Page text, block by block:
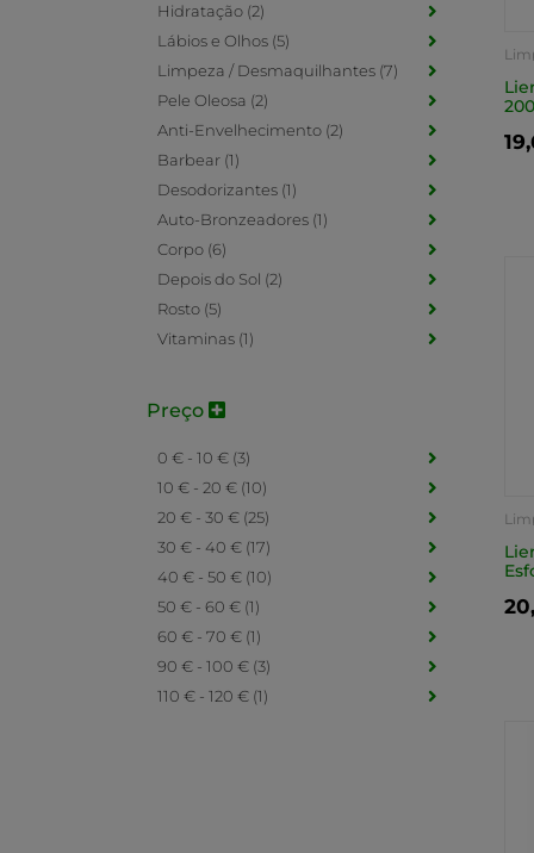
Hidratação (2)
Lábios e Olhos (5)
Limpeza / Desmaquilhantes (7)
Pele Oleosa (2)
Anti-Envelhecimento (2)
Barbear (1)
Desodorizantes (1)
Auto-Bronzeadores (1)
Corpo (6)
Depois do Sol (2)
Rosto (5)
Vitaminas (1)
Preço
0 € - 10 € (3)
10 € - 20 € (10)
20 € - 30 € (25)
30 € - 40 € (17)
40 € - 50 € (10)
50 € - 60 € (1)
60 € - 70 € (1)
90 € - 100 € (3)
110 € - 120 € (1)